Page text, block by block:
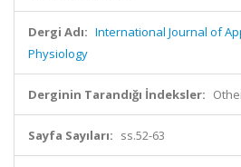
Dergi Adı: International Journal of
Physiology
Derginin Tarandığı İndeksler:
Sayfa Sayıları: ss.52-63